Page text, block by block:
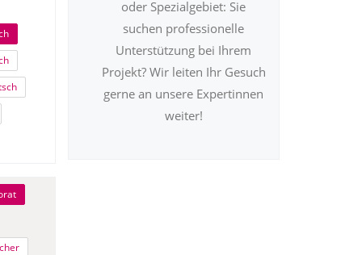
oder Spezialgebiet: Sie
suchen professionelle
Unterstützung bei Ihrem
Projekt? Wir leiten Ihr Gesuch
gerne an unsere Expertinnen
weiter!